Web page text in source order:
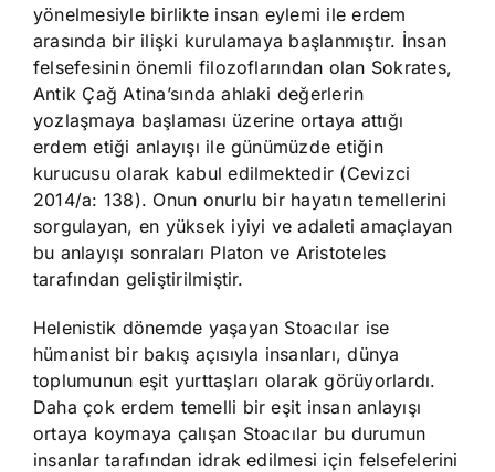
yönelmesiyle birlikte insan eylemi ile erdem
arasında bir ilişki kurulamaya başlanmıştır. İnsan
felsefesinin önemli filozoflarından olan Sokrates,
Antik Çağ Atina’sında ahlaki değerlerin
yozlaşmaya başlaması üzerine ortaya attığı
erdem etiği anlayışı ile günümüzde etiğin
kurucusu olarak kabul edilmektedir (Cevizci
2014/a: 138). Onun onurlu bir hayatın temellerini
sorgulayan, en yüksek iyiyi ve adaleti amaçlayan
bu anlayışı sonraları Platon ve Aristoteles
tarafından geliştirilmiştir.
Helenistik dönemde yaşayan Stoacılar ise
hümanist bir bakış açısıyla insanları, dünya
toplumunun eşit yurttaşları olarak görüyorlardı.
Daha çok erdem temelli bir eşit insan anlayışı
ortaya koymaya çalışan Stoacılar bu durumun
insanlar tarafından idrak edilmesi için felsefelerini